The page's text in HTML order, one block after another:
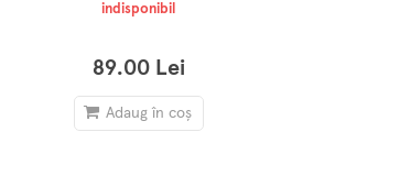
indisponibil
89.00 Lei
Adaug în coș